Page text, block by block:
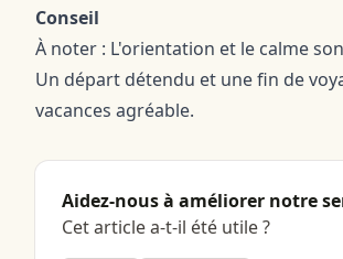
Conseil
À noter : L'orientation et le calme
Un départ détendu et une fin de
vacances agréable.
Aidez-nous à améliorer notre
Cet article a-t-il été utile ?